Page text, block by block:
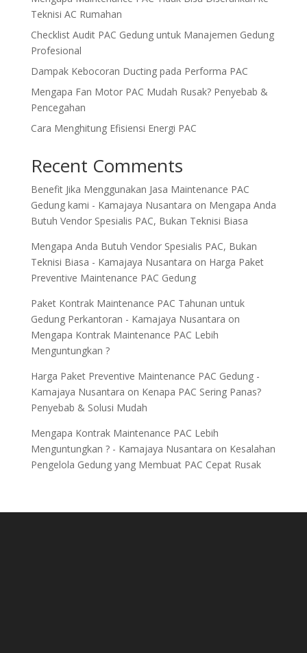
Teknisi AC Rumahan
Checklist Audit PAC Gedung untuk Manajemen Gedung
Profesional
Dampak Kebocoran Ducting pada Performa PAC
Mengapa Fan Motor PAC Mudah Rusak? Penyebab &
Pencegahan
Cara Menghitung Efisiensi Energi PAC
Recent Comments
Benefit Jika Menggunakan Jasa Maintenance PAC
Gedung kami - Kamajaya Nusantara on Mengapa Anda
Butuh Vendor Spesialis PAC, Bukan Teknisi Biasa
Mengapa Anda Butuh Vendor Spesialis PAC, Bukan
Teknisi Biasa - Kamajaya Nusantara on Harga Paket
Preventive Maintenance PAC Gedung
Paket Kontrak Maintenance PAC Tahunan untuk
Gedung Perkantoran - Kamajaya Nusantara on
Mengapa Kontrak Maintenance PAC Lebih
Menguntungkan ?
Harga Paket Preventive Maintenance PAC Gedung -
Kamajaya Nusantara on Kenapa PAC Sering Panas?
Penyebab & Solusi Mudah
Mengapa Kontrak Maintenance PAC Lebih
Menguntungkan ? - Kamajaya Nusantara on Kesalahan
Pengelola Gedung yang Membuat PAC Cepat Rusak